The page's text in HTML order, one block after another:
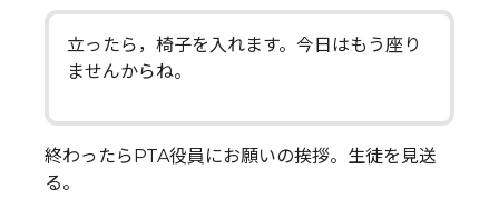
立ったら，椅子を入れます。今日はもう座り
ませんからね。
終わったらPTA役員にお願いの挨拶。生徒を見送
る。